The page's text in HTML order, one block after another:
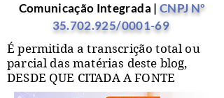
Comunicação Integrada | CNPJ Nº
35.702.925/0001-69
É permitida a transcrição total ou
parcial das matérias deste blog,
DESDE QUE CITADA A FONTE